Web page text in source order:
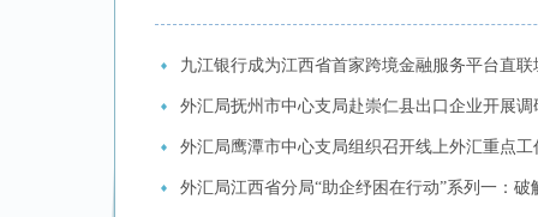
九江银行成为江西省首家跨境金融服务平台直联
外汇局抚州市中心支局赴崇仁县出口企业开展调
外汇局鹰潭市中心支局组织召开线上外汇重点工
外汇局江西省分局“助企纾困在行动”系列一：